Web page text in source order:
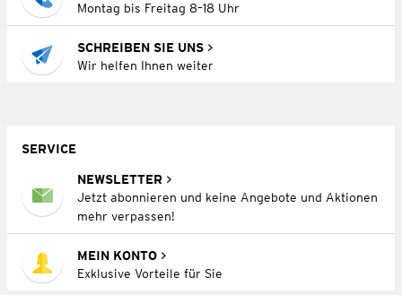
Montag bis Freitag 8–18 Uhr
SCHREIBEN SIE UNS
Wir helfen Ihnen weiter
SERVICE
NEWSLETTER
Jetzt abonnieren und keine Angebote und Aktionen
mehr verpassen!
MEIN KONTO
Exklusive Vorteile für Sie